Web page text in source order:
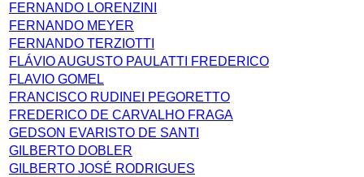
FERNANDO LORENZINI
FERNANDO MEYER
FERNANDO TERZIOTTI
FLÁVIO AUGUSTO PAULATTI FREDERICO
FLAVIO GOMEL
FRANCISCO RUDINEI PEGORETTO
FREDERICO DE CARVALHO FRAGA
GEDSON EVARISTO DE SANTI
GILBERTO DOBLER
GILBERTO JOSÉ RODRIGUES